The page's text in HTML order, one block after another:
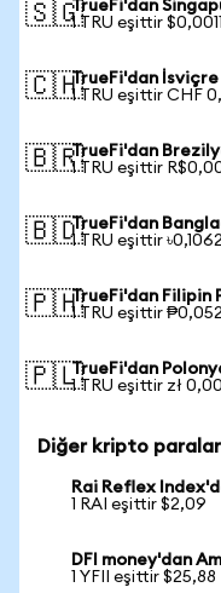
🇸🇬TrueFi'dan
1 TRU eşittir
🇨🇭TrueFi'dan İsviçre
1 TRU eşittir CHF
🇧🇷TrueFi'dan
1 TRU eşittir
🇧🇩TrueFi'dan
1 TRU eşittir ৳0,1062
🇵🇭TrueFi'dan Filipin
1 TRU eşittir
🇵🇱TrueFi'dan
1 TRU eşittir zł
Diğer kripto
Rai Reflex
1 RAI eşittir $2,09
DFI money'dan
1 YFII eşittir $25,88